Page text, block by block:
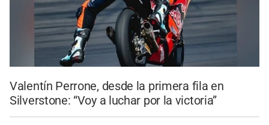
Valentín Perrone, desde la primera fila en
Silverstone: “Voy a luchar por la victoria”